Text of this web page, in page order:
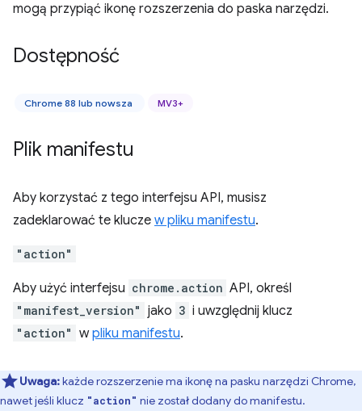
mogą przypiąć ikonę rozszerzenia do paska narzędzi.
Dostępność
Chrome 88 lub nowsza MV3+
Plik manifestu
Aby korzystać z tego interfejsu API, musisz
zadeklarować te klucze w pliku manifestu.
"action"
Aby użyć interfejsu chrome.action API, określ
"manifest_version" jako 3 i uwzględnij klucz
"action" wpliku manifestu.
Uwaga:każde rozszerzenie ma ikonę na pasku narzędzi Chrome,
nawet jeśli klucz "action" nie został dodany do manifestu.